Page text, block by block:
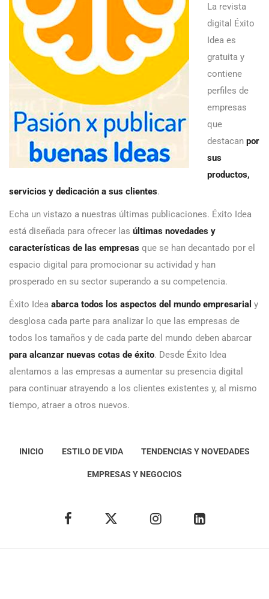
La revista
digital Éxito
Idea es
gratuita y
contiene
perfiles de
empresas
que
destacan por
sus
productos,
servicios y dedicación a sus clientes.
Echa un vistazo a nuestras últimas publicaciones. Éxito Idea
está diseñada para ofrecer las últimas novedades y
características de las empresas que se han decantado por el
espacio digital para promocionar su actividad y han
prosperado en su sector superando a su competencia.
Éxito Idea abarca todos los aspectos del mundo empresarial y
desglosa cada parte para analizar lo que las empresas de
todos los tamaños y de cada parte del mundo deben abarcar
para alcanzar nuevas cotas de éxito. Desde Éxito Idea
alentamos a las empresas a aumentar su presencia digital
para continuar atrayendo a los clientes existentes y, al mismo
tiempo, atraer a otros nuevos.
INICIO ESTILO DE VIDA TENDENCIAS Y NOVEDADES
EMPRESAS Y NEGOCIOS